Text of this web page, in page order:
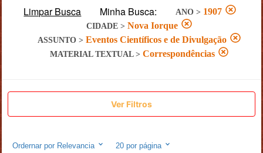
Limpar Busca Minha Busca: ANO > 1907
CIDADE > Nova Iorque
ASSUNTO > Eventos Científicos e de Divulgação
MATERIAL TEXTUAL> Correspondências
Ver Filtros
Ordernar por Relevancia 20por página